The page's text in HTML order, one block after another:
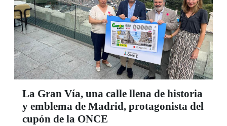
La Gran Vía, una calle llena de historia
y emblema de Madrid, protagonista del
cupón de la ONCE